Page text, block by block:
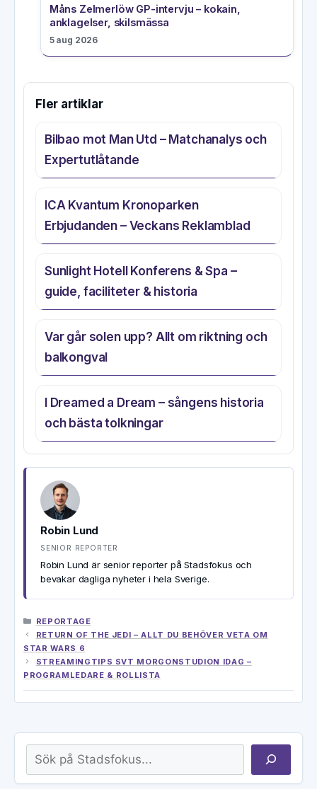
Måns Zelmerlöw GP-intervju – kokain,
anklagelser, skilsmässa
5 aug 2026
Fler artiklar
Bilbao mot Man Utd – Matchanalys och
Expertutlåtande
ICA Kvantum Kronoparken
Erbjudanden – Veckans Reklamblad
Sunlight Hotell Konferens & Spa –
guide, faciliteter & historia
Var går solen upp? Allt om riktning och
balkongval
I Dreamed a Dream – sångens historia
och bästa tolkningar
Robin Lund
SENIOR REPORTER
Robin Lund är senior reporter på Stadsfokus och
bevakar dagliga nyheter i hela Sverige.
KATEGORIER
REPORTAGE
RETURN OF THE JEDI – ALLT DU BEHÖVER VETA OM
STAR WARS 6
STREAMINGTIPS SVT MORGONSTUDION IDAG –
PROGRAMLEDARE & ROLLISTA
Sök